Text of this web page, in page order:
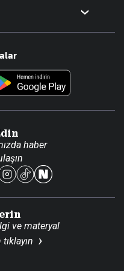
haber
ve materyal
tıklayın